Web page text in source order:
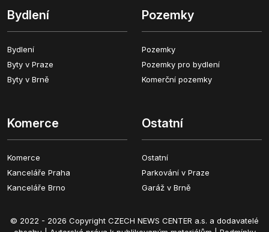
Bydlení
Bydlení
Byty v Praze
Byty v Brně
Pozemky
Pozemky
Pozemky pro bydlení
Komerční pozemky
Komerce
Komerce
Kanceláře Praha
Kanceláře Brno
Ostatní
Ostatní
Parkování v Praze
Garáž v Brně
© 2022 - 2026 Copyright CZECH NEWS CENTER a.s. a dodavatelé